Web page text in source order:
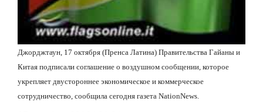
Джорджтаун, 17 октября (Пренса Латина) Правительства Гайаны и
Китая подписали соглашение о воздушном сообщении, которое
укрепляет двустороннее экономическое и коммерческое
сотрудничество, сообщила сегодня газета NationNews